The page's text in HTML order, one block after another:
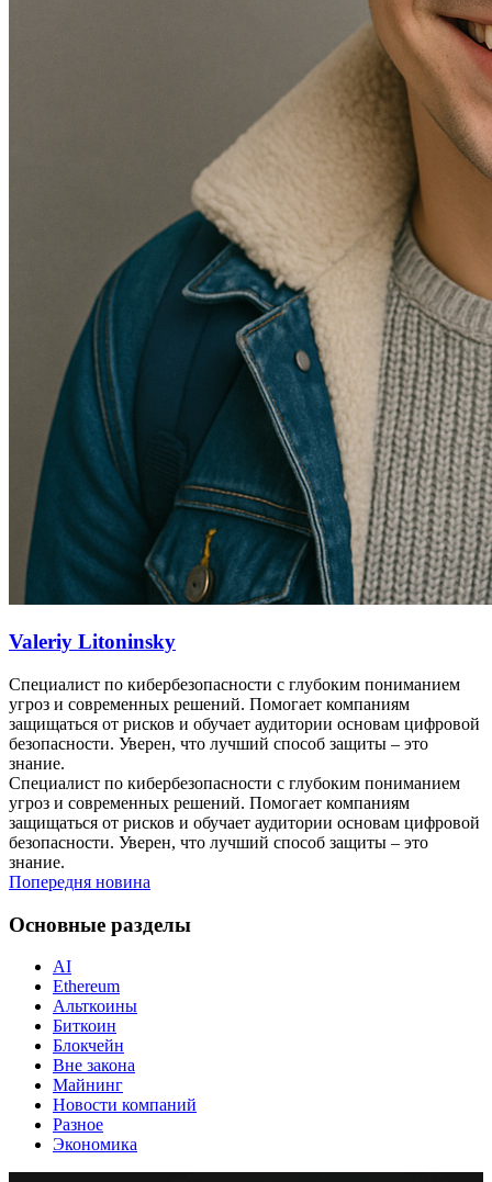
Valeriy Litoninsky
Специалист по кибербезопасности с глубоким пониманием
угроз и современных решений. Помогает компаниям
защищаться от рисков и обучает аудитории основам цифровой
безопасности. Уверен, что лучший способ защиты – это
знание.
Специалист по кибербезопасности с глубоким пониманием
угроз и современных решений. Помогает компаниям
защищаться от рисков и обучает аудитории основам цифровой
безопасности. Уверен, что лучший способ защиты – это
знание.
Попередня новина
Основные разделы
AI
Ethereum
Альткоины
Биткоин
Блокчейн
Вне закона
Майнинг
Новости компаний
Разное
Экономика